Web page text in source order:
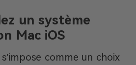
un système
Mac iOS
comme un choix